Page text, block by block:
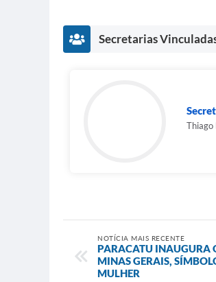
Secretarias
Thiago
NOTÍCIA MAIS RECENTE
PARACATU INAUGURA
MINAS GERAIS,
MULHER